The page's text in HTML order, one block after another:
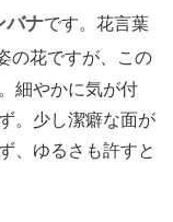
バナです。花言葉
の花ですが、この
細やかに気が付
。少し潔癖な面が
、ゆるさも許すと